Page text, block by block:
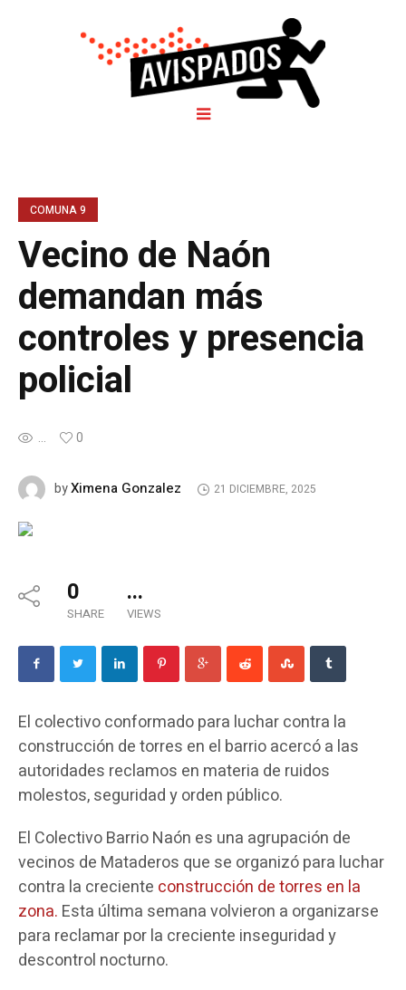
COMUNA 9
Vecino de Naón
demandan más
controles y presencia
policial
... 0
byXimena Gonzalez 21 DICIEMBRE, 2025
0
SHARE
...
VIEWS
El colectivo conformado para luchar contra la
construcción de torres en el barrio acercó a las
autoridades reclamos en materia de ruidos
molestos, seguridad y orden público.
El Colectivo Barrio Naón es una agrupación de
vecinos de Mataderos que se organizó para luchar
contra la creciente construcción de torres en la
zona. Esta última semana volvieron a organizarse
para reclamar por la creciente inseguridad y
descontrol nocturno.